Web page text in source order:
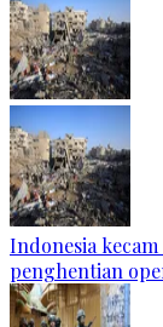
Indonesia
penghentian